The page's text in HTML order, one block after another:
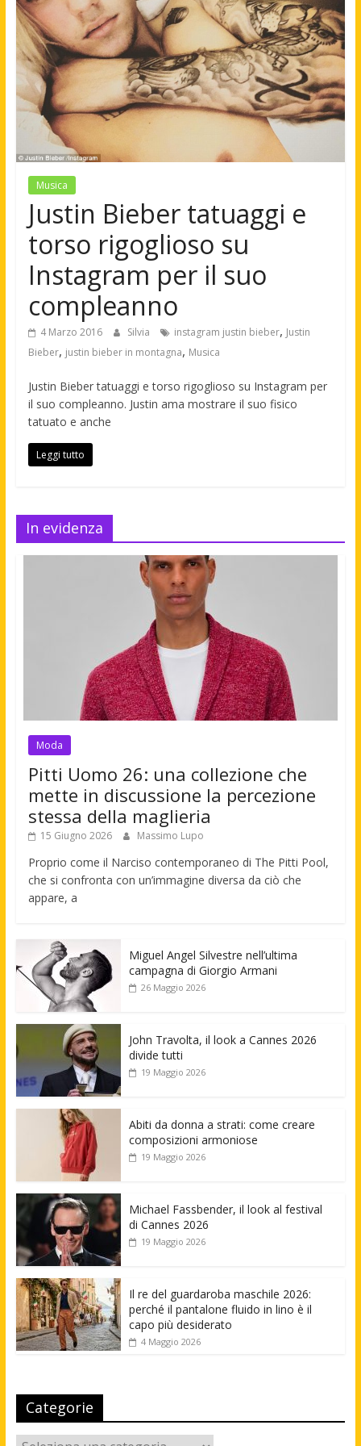
Musica
Justin Bieber tatuaggi e
torso rigoglioso su
Instagram per il suo
compleanno
4 Marzo 2016 Silvia instagram justin bieber, Justin
Bieber, justin bieber in montagna, Musica
Justin Bieber tatuaggi e torso rigoglioso su Instagram per
il suo compleanno. Justin ama mostrare il suo fisico
tatuato e anche
Leggi tutto
In evidenza
Moda
Pitti Uomo 26: una collezione che
mette in discussione la percezione
stessa della maglieria
15 Giugno 2026 Massimo Lupo
Proprio come il Narciso contemporaneo di The Pitti Pool,
che si confronta con un’immagine diversa da ciò che
appare, a
Miguel Angel Silvestre nell’ultima
campagna di Giorgio Armani
26 Maggio 2026
John Travolta, il look a Cannes 2026
divide tutti
19 Maggio 2026
Abiti da donna a strati: come creare
composizioni armoniose
19 Maggio 2026
Michael Fassbender, il look al festival
di Cannes 2026
19 Maggio 2026
Il re del guardaroba maschile 2026:
perché il pantalone fluido in lino è il
capo più desiderato
4 Maggio 2026
Categorie
Categorie